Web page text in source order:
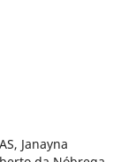
Janayna